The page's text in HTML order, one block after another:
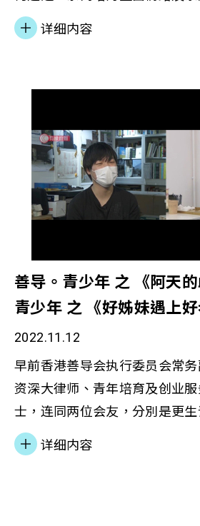
助精神復元人士家庭的儿童及青
绪。
详细内容
善导。青少年 之 《阿天
青少年 之 《好姊妹遇上
2022.11.12
早前香港善导会执行委员会常
资深大律师、青年培育及创业
士，连同两位会友，分別是更
受资助创业青年Cherrie，接受
意义》的访问。在本会职业发展
详细内容